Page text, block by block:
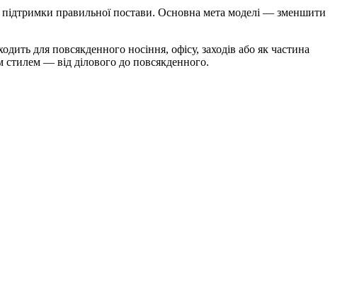
правильної постави. Основна мета моделі — зменшити
для повсякденного носіння, офісу, заходів або як частина
стилем — від ділового до повсякденного.